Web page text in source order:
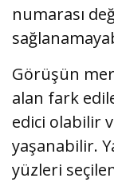
numarası
Görüşün
alan fark
edici olabilir
yaşanabilir.
yüzleri